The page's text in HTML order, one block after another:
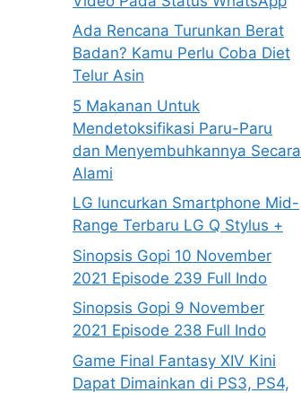
Ada Rencana Turunkan Berat
Badan? Kamu Perlu Coba Diet
Telur Asin
5 Makanan Untuk
Mendetoksifikasi Paru-Paru
dan Menyembuhkannya Secara
Alami
LG luncurkan Smartphone Mid-
Range Terbaru LG Q Stylus +
Sinopsis Gopi 10 November
2021 Episode 239 Full Indo
Sinopsis Gopi 9 November
2021 Episode 238 Full Indo
Game Final Fantasy XIV Kini
Dapat Dimainkan di PS3, PS4,